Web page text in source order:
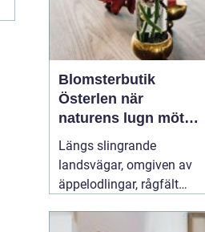
Blomsterbutik
Österlen när
naturens lugn möter
kreativt hantverk
Längs slingrande
landsvägar, omgiven av
äppelodlingar, rågfält
blomsterhantverket på